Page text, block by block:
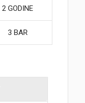
2 GODINE
3 BAR